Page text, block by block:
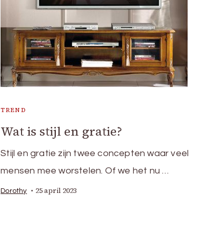
TREND
Wat is stijl en gratie?
Stijl en gratie zijn twee concepten waar veel
mensen mee worstelen. Of we het nu …
Dorothy 25 april 2023